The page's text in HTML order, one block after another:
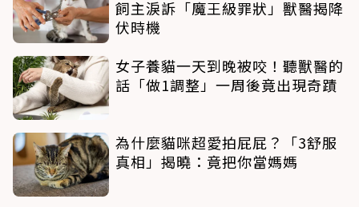
飼主淚訴「魔王級罪狀」獸醫揭降
伏時機
女子養貓一天到晚被咬！聽獸醫的
話「做1調整」一周後竟出現奇蹟
為什麼貓咪超愛拍屁屁？「3舒服
真相」揭曉：竟把你當媽媽